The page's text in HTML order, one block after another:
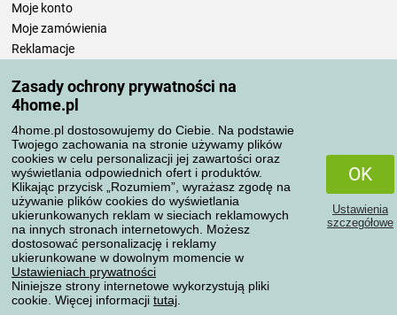
Zasady ochrony prywatności na
4home.pl
4home.pl dostosowujemy do Ciebie. Na podstawie
Twojego zachowania na stronie używamy plików
cookies w celu personalizacji jej zawartości oraz
wyświetlania odpowiednich ofert i produktów.
Klikając przycisk „Rozumiem”, wyrażasz zgodę na
używanie plików cookies do wyświetlania
ukierunkowanych reklam w sieciach reklamowych
na innych stronach internetowych. Możesz
dostosować personalizację i reklamy
ukierunkowane w dowolnym momencie w
Ustawieniach prywatności
Niniejsze strony internetowe wykorzystują pliki
cookie. Więcej informacji tutaj
OK
Ustawienia
szczegółowe
Moje konto
Moje zamówienia
Reklamacje
Zasady przetwarzania recenzji
Sposoby transportu
Metody płatności
Niezawodny sklep